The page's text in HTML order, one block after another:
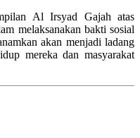
Al Irsyad Gajah atas
melaksanakan bakti sosial
akan menjadi ladang
mereka dan masyarakat